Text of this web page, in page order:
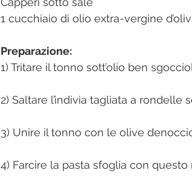
1 cucchiaio di olio extra-vergine
Preparazione:
1) Tritare il tonno sott’olio ben
2) Saltare l’indivia tagliata a rondelle
3) Unire il tonno con le olive
4) Farcire la pasta sfoglia con